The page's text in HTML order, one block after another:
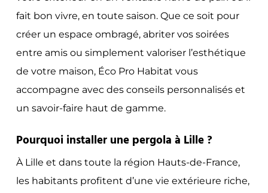
fait bon vivre, en toute saison. Que ce soit pour
créer un espace ombragé, abriter vos soirées
entre amis ou simplement valoriser l’esthétique
de votre maison, Éco Pro Habitat vous
accompagne avec des conseils personnalisés et
un savoir-faire haut de gamme.
Pourquoi installer une pergola à Lille ?
À Lille et dans toute la région Hauts-de-France,
les habitants profitent d’une vie extérieure riche,